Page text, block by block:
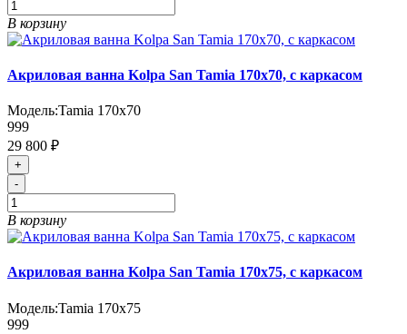
В корзину
Акриловая ванна Kolpa San Tamia 170x70, с каркасом
Модель:Tamia 170x70
999
29 800 ₽
+
-
В корзину
Акриловая ванна Kolpa San Tamia 170x75, с каркасом
Модель:Tamia 170x75
999